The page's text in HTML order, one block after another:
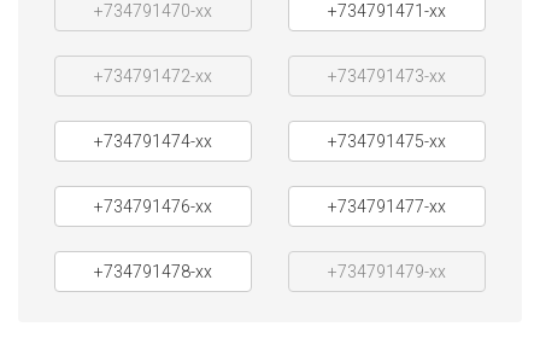
+734791470-xx +734791471-xx
+734791472-xx +734791473-xx
+734791474-xx +734791475-xx
+734791476-xx +734791477-xx
+734791478-xx +734791479-xx